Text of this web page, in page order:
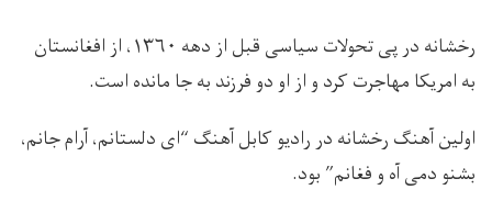
رخشانه در پی تحولات سیاسی قبل از دهه ۱۳۶۰، از افغانستان
به امریکا مهاجرت کرد و از او دو فرزند به جا مانده است.
اولین آهنگ رخشانه در رادیو کابل آهنگ “ای دلستانم، آرام جانم،
بشنو دمی آه و فغانم” بود.